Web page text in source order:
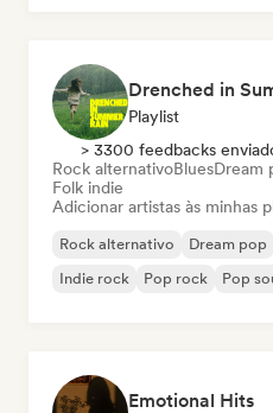
Drenched in
Playlist
> 3300 feedbacks
Rock alternativoBluesDream
Folk indie
Adicionar artistas às minhas
Rock alternativo Dream pop
Indie rock
Pop rock Pop
Emotional Hits